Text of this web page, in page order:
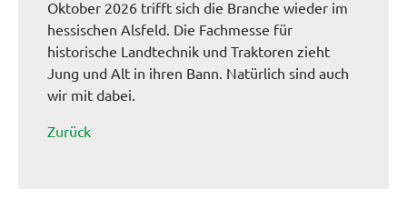
Oktober 2026 trifft sich die Branche wieder im
hessischen Alsfeld. Die Fachmesse für
historische Landtechnik und Traktoren zieht
Jung und Alt in ihren Bann. Natürlich sind auch
wir mit dabei.
Zurück